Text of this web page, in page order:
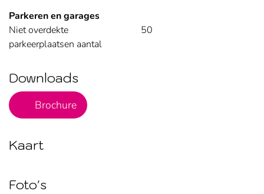
Parkeren en garages
Niet overdekte
parkeerplaatsen aantal
50
Downloads
PDF Bestand
Brochure
Kaart
Foto's